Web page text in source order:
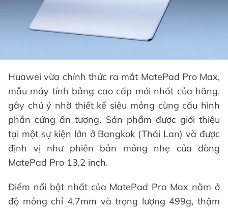
Huawei vừa chính thức ra mắt MatePad Pro Max,
mẫu máy tính bảng cao cấp mới nhất của hãng,
gây chú ý nhờ thiết kế siêu mỏng cùng cấu hình
phần cứng ấn tượng. Sản phẩm được giới thiệu
tại một sự kiện lớn ở Bangkok (Thái Lan) và được
định vị như phiên bản mỏng nhẹ của dòng
MatePad Pro 13,2 inch.
Điểm nổi bật nhất của MatePad Pro Max nằm ở
độ mỏng chỉ 4,7mm và trọng lượng 499g, thậm